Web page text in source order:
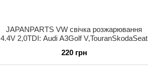
JAPANPARTS VW свічка розжарювання
4.4V 2,0TDI: Audi A3Golf V,TouranSkodaSeat
220 грн